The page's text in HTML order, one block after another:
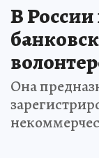
В России
Она